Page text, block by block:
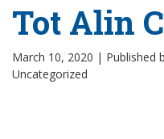
Tot Alin
March 10, 2020 | Published
Uncategorized